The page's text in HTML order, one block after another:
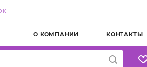
О КОМПАНИИ КОНТАКТЫ